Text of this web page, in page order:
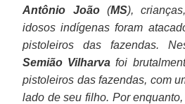
Antônio João(MS),
idosos indígenas foram
pistoleiros das fazendas.
Semião Vilharva foi
pistoleiros das fazendas, com
lado de seu filho. Por